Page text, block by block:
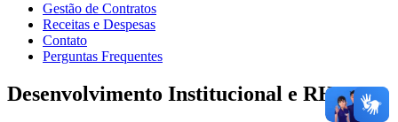
Gestão de Contratos
Receitas e Despesas
Contato
Perguntas Frequentes
Desenvolvimento Institucional e RH